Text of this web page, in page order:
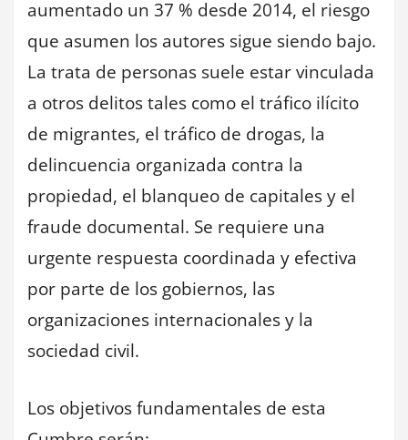
aumentado un 37 % desde 2014, el riesgo
que asumen los autores sigue siendo bajo.
La trata de personas suele estar vinculada
a otros delitos tales como el tráfico ilícito
de migrantes, el tráfico de drogas, la
delincuencia organizada contra la
propiedad, el blanqueo de capitales y el
fraude documental. Se requiere una
urgente respuesta coordinada y efectiva
por parte de los gobiernos, las
organizaciones internacionales y la
sociedad civil.
Los objetivos fundamentales de esta